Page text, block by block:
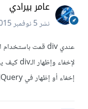
عامر بيرادي
نشر5 نوفمبر 2015
إخفاء أو إظهار في JQuery؟